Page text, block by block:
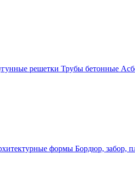
решетки Трубы бетонные
формы Бордюр, забор,